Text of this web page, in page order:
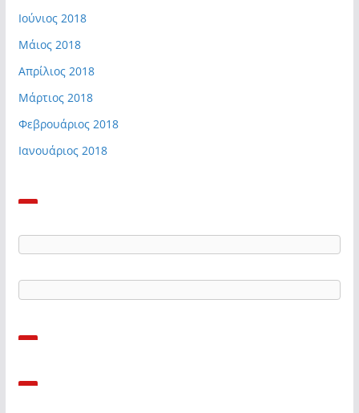
Ιούνιος 2018
Μάιος 2018
Απρίλιος 2018
Μάρτιος 2018
Φεβρουάριος 2018
Ιανουάριος 2018